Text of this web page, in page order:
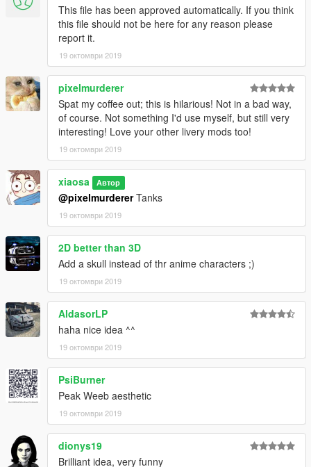
This file has been approved automatically. If you think
this file should not be here for any reason please
report it.
19 октомври 2019
pixelmurderer
Spat my coffee out; this is hilarious! Not in a bad way,
of course. Not something I'd use myself, but still very
interesting! Love your other livery mods too!
19 октомври 2019
xiaosa Автор
@pixelmurdererTanks
19 октомври 2019
2D better than 3D
Add a skull instead of thr anime characters ;)
19 октомври 2019
AldasorLP
haha nice idea ^^
19 октомври 2019
PsiBurner
Peak Weeb aesthetic
19 октомври 2019
dionys19
Brilliant idea, very funny